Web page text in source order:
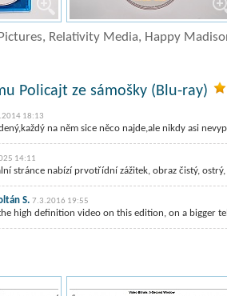
Relativity Media, Happy
Policajt ze sámošky (Blu-ray)
18:13
na něm sice něco najde,ale nikdy asi
14:11
stránce nabízí prvotřídní zážitek, obraz čistý, ostrý,
S. 7.3.2016 19:55
high definition video on this edition, on a bigger